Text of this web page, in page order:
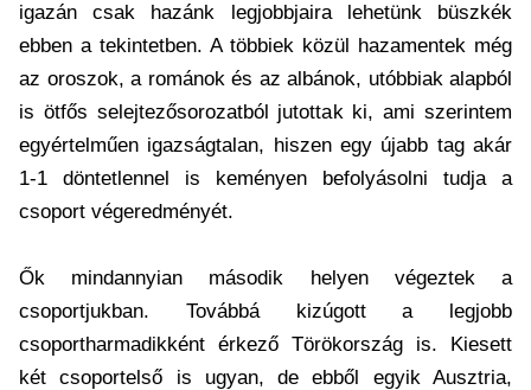
igazán csak hazánk legjobbjaira lehetünk büszkék
ebben a tekintetben. A többiek közül hazamentek még
az oroszok, a románok és az albánok, utóbbiak alapból
is ötfős selejtezősorozatból jutottak ki, ami szerintem
egyértelműen igazságtalan, hiszen egy újabb tag akár
1-1 döntetlennel is keményen befolyásolni tudja a
csoport végeredményét.
Ők mindannyian második helyen végeztek a
csoportjukban. Továbbá kizúgott a legjobb
csoportharmadikként érkező Törökország is. Kiesett
két csoportelső is ugyan, de ebből egyik Ausztria,